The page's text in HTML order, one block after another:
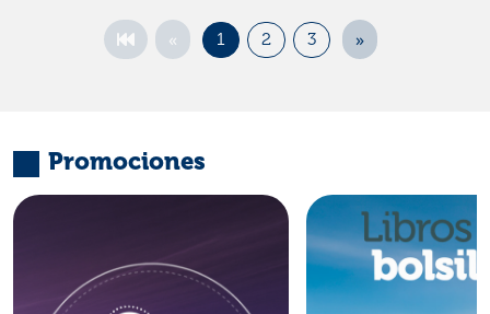
« 1 2 3 »
Promociones